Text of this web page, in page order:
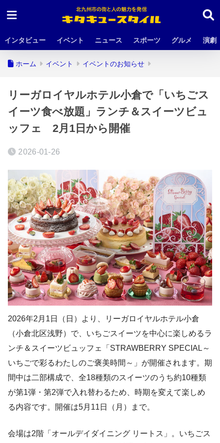
インタビュー イベント ニュース スポーツ グルメ 演劇
ホーム イベント イベントのお知らせ
リーガロイヤルホテル小倉で「いちごス
イーツ食べ放題」ランチ＆スイーツビュ
ッフェ 2月1日から開催
2026-01-26
2026年2月1日（日）より、リーガロイヤルホテル小倉
（小倉北区浅野）で、いちごスイーツを中心に楽しめるラ
ンチ＆スイーツビュッフェ「STRAWBERRY SPECIAL～
いちごで彩るわたしのご褒美時間～」が開催されます。期
間中は二部構成で、全18種類のスイーツのうち約10種類
が第1弾・第2弾で入れ替わるため、時期を変えて楽しめ
る内容です。開催は5月11日（月）まで。
会場は2階「オールデイダイニング リートス」。いちごス